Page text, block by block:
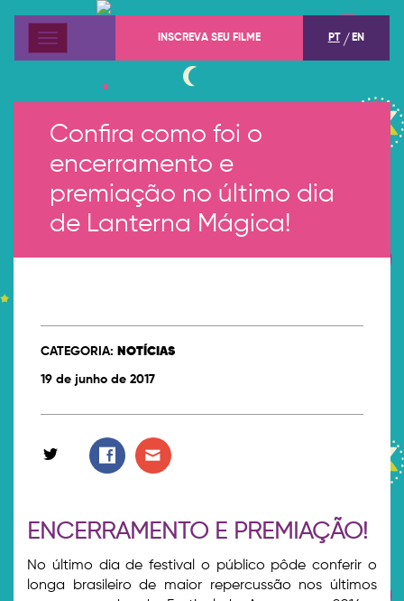
Menu INSCREVA SEU FILME PT EN
Confira como foi o
encerramento e
premiação no último dia
de Lanterna Mágica!
CATEGORIA: NOTÍCIAS
19 de junho de 2017
ENCERRAMENTO E PREMIAÇÃO!
No último dia de festival o público pôde conferir o
longa brasileiro de maior repercussão nos últimos